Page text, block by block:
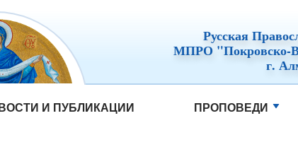
Русская
МПРО "Покровско-
г.
И ПУБЛИКАЦИИ ПРОПОВЕДИ